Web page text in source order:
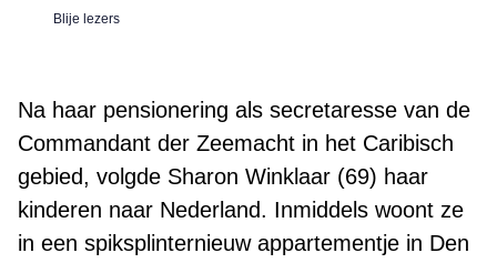
Blije lezers
Na haar pensionering als secretaresse van de
Commandant der Zeemacht in het Caribisch
gebied, volgde Sharon Winklaar (69) haar
kinderen naar Nederland. Inmiddels woont ze
in een spiksplinternieuw appartementje in Den